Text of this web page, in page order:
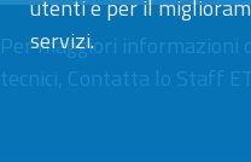
utenti e per il
servizi.
Per maggiori informazioni
tecnici, Contatta lo Staff